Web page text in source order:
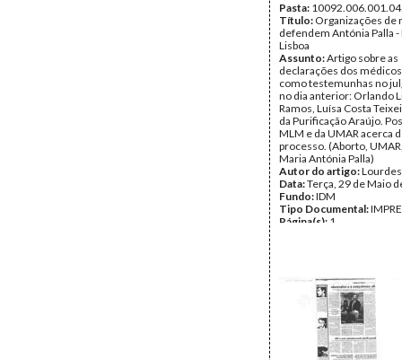
Pasta:
Título: Organizações de
defendem Antónia Palla -
Lisboa
Assunto:Artigo sobre as
declarações dos
como testemunhas no
no dia anterior: Orlando
Ramos, Luísa Costa
da Purificação Araújo.
MLM e da UMAR acerca
processo. (Aborto,
Maria Antónia Palla)
Autor do artigo:
Data:Terça, 29 de Maio
Fundo:IDM
Tipo Documental:
Página(s): 1